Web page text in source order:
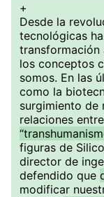
+
Desde la
tecnológicas
transformación
los conceptos
somos. En las
como la
surgimiento de
relaciones
figuras de
director de
defendido que
modificar